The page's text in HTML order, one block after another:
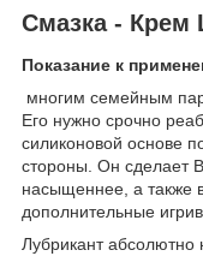
Смазка - Крем
Показание к
многим семейным
Его нужно срочно
силиконовой основе
стороны. Он сделает
насыщеннее, а также
дополнительные
Лубрикант абсолютно